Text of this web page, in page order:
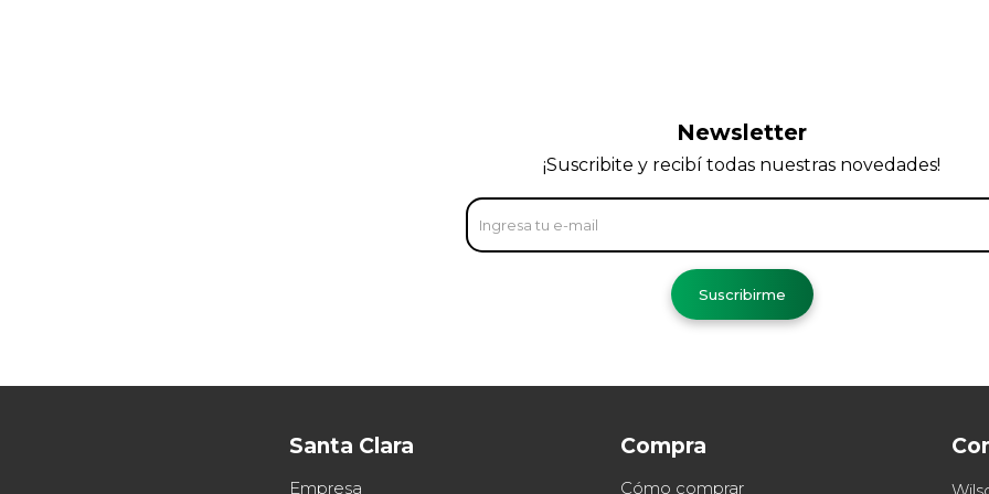
Santa Clara
Empresa
Compra
Cómo comprar
Newsletter
¡Suscribite y recibí todas nuestras novedades!
Suscribirme